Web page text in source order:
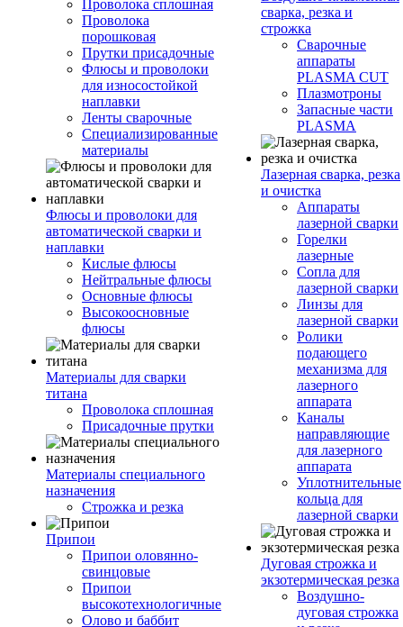
Проволока сплошная
Проволока
порошковая
Прутки присадочные
Флюсы и проволоки
для износостойкой
наплавки
Ленты сварочные
Специализированные
материалы
Флюсы и проволоки для
автоматической сварки и
наплавки
Кислые флюсы
Нейтральные флюсы
Основные флюсы
Высокоосновные
флюсы
Материалы для сварки
титана
Проволока сплошная
Присадочные прутки
Материалы специального
назначения
Строжка и резка
Припои
Припои оловянно-
свинцовые
Припои
высокотехнологичные
Олово и баббит
сварка, резка и
строжка
Сварочные
аппараты
PLASMA CUT
Плазмотроны
Запасные части
PLASMA
Лазерная сварка, резка
и очистка
Аппараты
лазерной сварки
Горелки
лазерные
Сопла для
лазерной сварки
Линзы для
лазерной сварки
Ролики
подающего
механизма для
лазерного
аппарата
Каналы
направляющие
для лазерного
аппарата
Уплотнительные
кольца для
лазерной сварки
Дуговая строжка и
экзотермическая резка
Воздушно-
дуговая строжка